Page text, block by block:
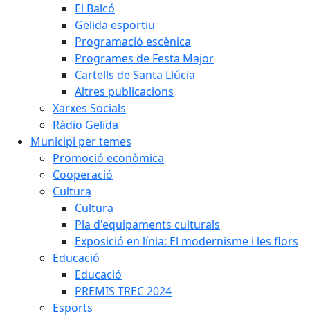
El Balcó
Gelida esportiu
Programació escènica
Programes de Festa Major
Cartells de Santa Llúcia
Altres publicacions
Xarxes Socials
Ràdio Gelida
Municipi per temes
Promoció econòmica
Cooperació
Cultura
Cultura
Pla d'equipaments culturals
Exposició en línia: El modernisme i les flors
Educació
Educació
PREMIS TREC 2024
Esports